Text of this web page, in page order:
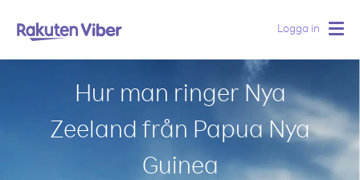
Logga in
Hur man ringer Nya
Zeeland från Papua Nya
Guinea